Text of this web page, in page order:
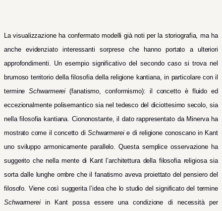
La visualizzazione ha confermato modelli già noti per la storiografia, ma ha
anche evidenziato interessanti sorprese che hanno portato a ulteriori
approfondimenti. Un esempio significativo del secondo casosi trovanel
brumoso territorio della filosofia della religione kantiana, in particolare con il
termineSchwarmerei (fanatismo, conformismo): il concetto è fluido ed
eccezionalmente polisemantico sia nel tedesco del diciottesimo secolo, sia
nella filosofia kantiana. Ciononostante, il dato rappresentato da Minerva ha
mostrato come il concetto di Schwarmereie di religione conoscano in Kant
uno sviluppo armonicamente parallelo. Questa semplice osservazione ha
suggerito che nella mente di Kant l’architettura della filosofia religiosa sia
sorta dalle lunghe ombre che il fanatismo aveva proiettato del pensiero del
filosofo. Viene così suggerita l’idea che lo studio del significato del termine
Schwarmereiin Kant possa essere una condizione di necessità per